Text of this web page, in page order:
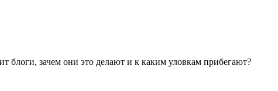
блоги, зачем они это делают и к каким уловкам прибегают?